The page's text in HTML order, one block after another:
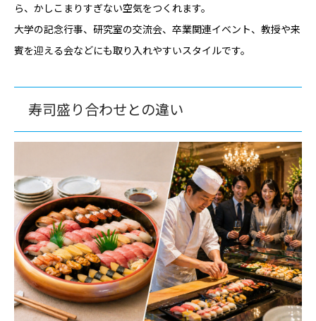
ら、かしこまりすぎない空気をつくれます。
大学の記念行事、研究室の交流会、卒業関連イベント、教授や来
賓を迎える会などにも取り入れやすいスタイルです。
寿司盛り合わせとの違い